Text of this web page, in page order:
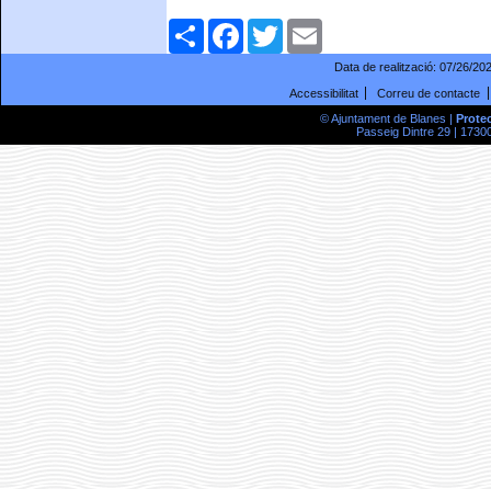
ComparteixFacebookTwitter
Data de realització: 07/26/
Accessibilitat
Correu de contacte
© Ajuntament de Blanes |
Passeig Dintre 29 |